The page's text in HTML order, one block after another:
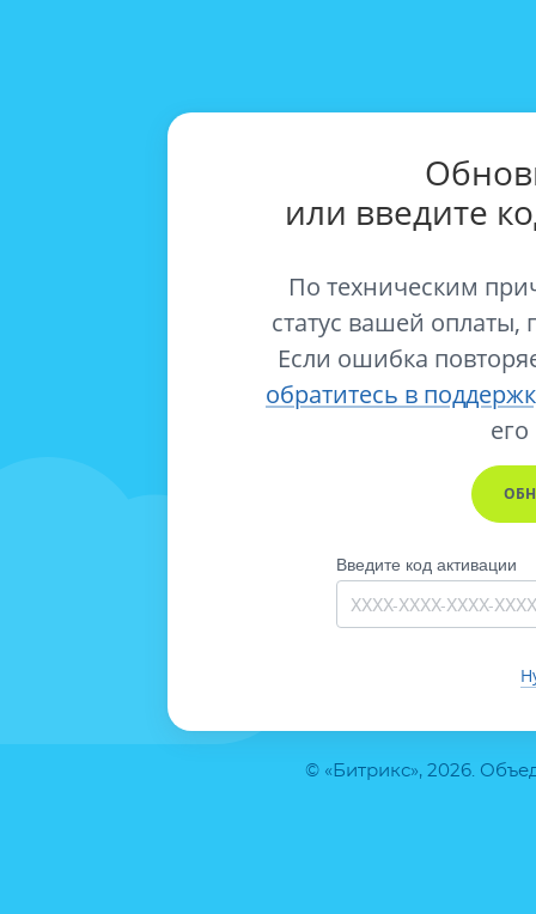
© «Битрикс», 2026.
или введите
По техническим
статус вашей оплаты,
Если ошибка
обратитесь в
его
Введите код активации